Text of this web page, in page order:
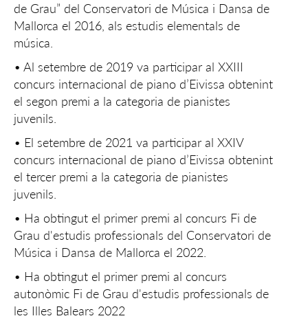
de Grau” del Conservatori de Música i Dansa de
Mallorca el 2016, als estudis elementals de
música.
• Al setembre de 2019 va participar al XXIII
concurs internacional de piano d’Eivissa obtenint
el segon premi a la categoria de pianistes
juvenils.
• El setembre de 2021 va participar al XXIV
concurs internacional de piano d’Eivissa obtenint
el tercer premi a la categoria de pianistes
juvenils.
• Ha obtingut el primer premi al concurs Fi de
Grau d'estudis professionals del Conservatori de
Música i Dansa de Mallorca el 2022.
• Ha obtingut el primer premi al concurs
autonòmic Fi de Grau d'estudis professionals de
les Illes Balears 2022